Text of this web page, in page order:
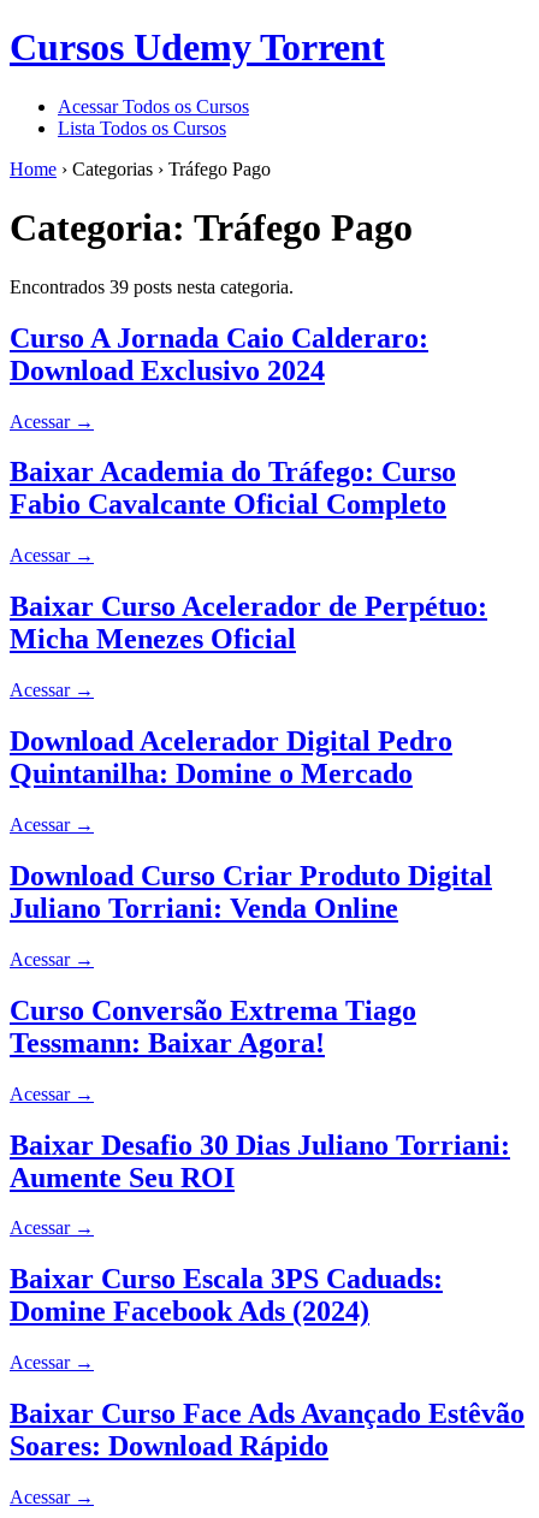
Cursos Udemy Torrent
Acessar Todos os Cursos
Lista Todos os Cursos
Home › Categorias › Tráfego Pago
Categoria: Tráfego Pago
Encontrados 39 posts nesta categoria.
Curso A Jornada Caio Calderaro:
Download Exclusivo 2024
Acessar →
Baixar Academia do Tráfego: Curso
Fabio Cavalcante Oficial Completo
Acessar →
Baixar Curso Acelerador de Perpétuo:
Micha Menezes Oficial
Acessar →
Download Acelerador Digital Pedro
Quintanilha: Domine o Mercado
Acessar →
Download Curso Criar Produto Digital
Juliano Torriani: Venda Online
Acessar →
Curso Conversão Extrema Tiago
Tessmann: Baixar Agora!
Acessar →
Baixar Desafio 30 Dias Juliano Torriani:
Aumente Seu ROI
Acessar →
Baixar Curso Escala 3PS Caduads:
Domine Facebook Ads (2024)
Acessar →
Baixar Curso Face Ads Avançado Estêvão
Soares: Download Rápido
Acessar →